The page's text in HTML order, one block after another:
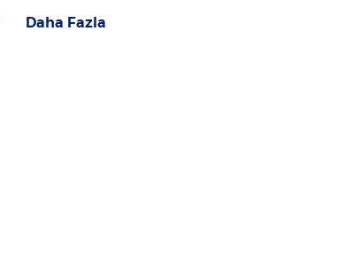
Daha Fazla